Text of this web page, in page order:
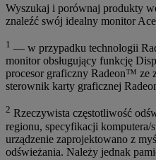
Wyszukaj i porównaj produkty
znaleźć swój idealny monitor
1 — w przypadku technologii
monitor obsługujący funkcję
procesor graficzny Radeon™ ze
sterownik karty graficznej
2 Rzeczywista częstotliwość
regionu, specyfikacji
urządzenie zaprojektowano z
odświeżania. Należy jednak